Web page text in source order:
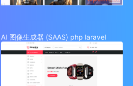
AI 图像生成器 (SAAS) php laravel